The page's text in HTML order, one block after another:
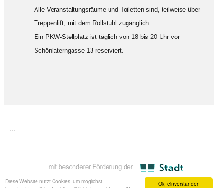
Ok, einverstanden
Diese Website nutzt Cookies, um möglichst
Alle Veranstaltungsräume und Toiletten sind, teilweise über
Treppenlift, mit dem Rollstuhl zugänglich.
Ein PKW-Stellplatz ist täglich von 18 bis 20 Uhr vor
Schönlaterngasse 13 reserviert.